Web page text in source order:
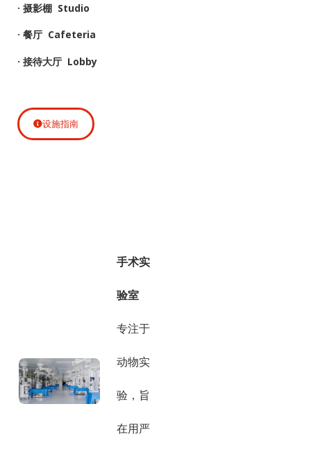
· 摄影棚 Studio
· 餐厅 Cafeteria
· 接待大厅 Lobby
设施指南
手术实
验室
专注于
动物实
验，旨
在用严